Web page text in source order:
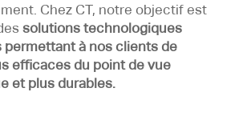
Chez CT, notre objectif est
solutions technologiques
permettant à nos clients de
efficaces du point de vue
et plus durables.